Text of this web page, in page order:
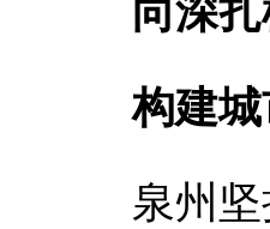
向深
构建
泉州